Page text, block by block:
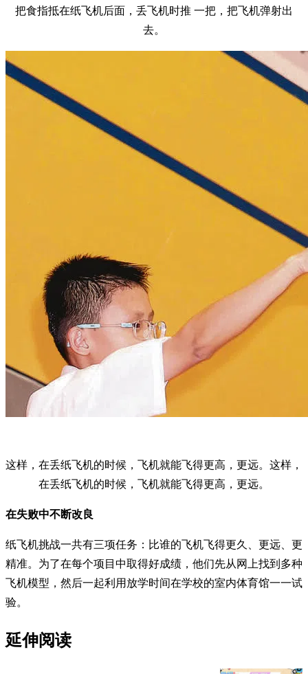
把食指抵在纸飞机后面，丢飞机时推 一把，把飞机弹射出
去。
这样，在丢纸飞机的时候，飞机就能飞得更高，更远。这样，
在丢纸飞机的时候，飞机就能飞得更高，更远。
在失败中不断改良
纸飞机挑战一共有三项任务：比谁的飞机飞得更久、更远、更
精准。为了在每个项目中取得好成绩，他们先从网上找到多种
飞机模型，然后一起利用放学时间在学校的室内体育馆一一试
验。
延伸阅读